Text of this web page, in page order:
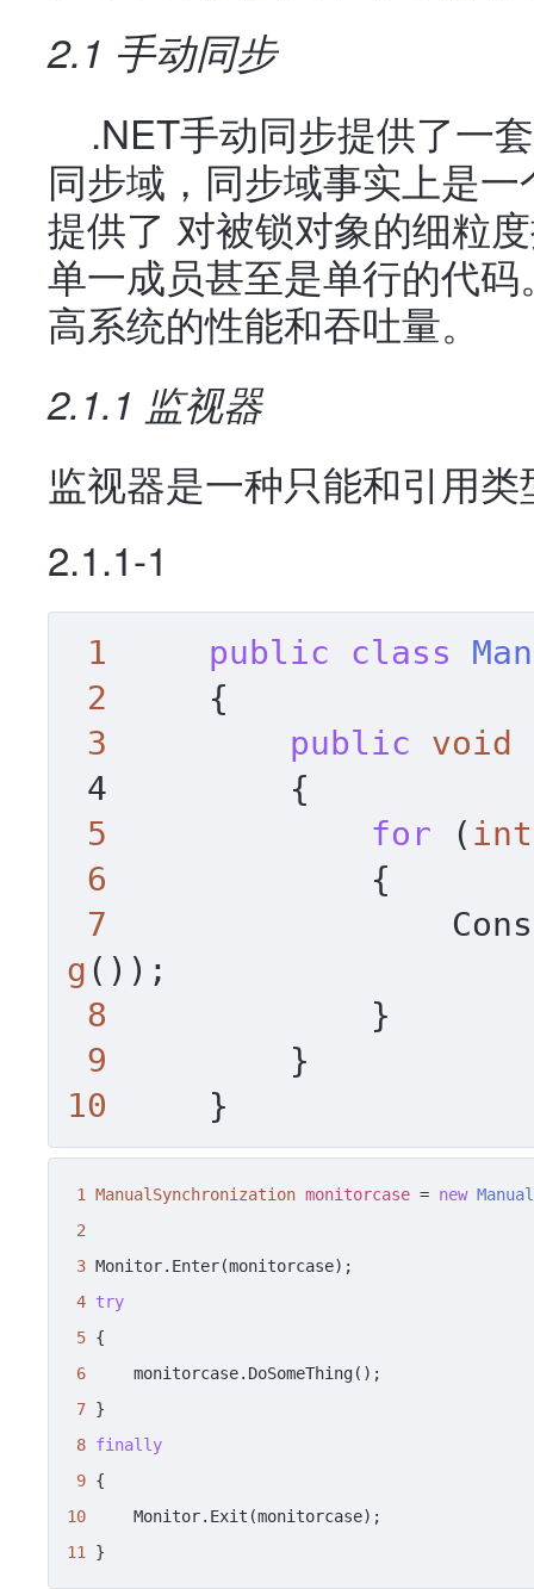
2.1 手动同步
.NET手动同步提供了一
同步域，同步域事实上是
提供了 对被锁对象的细粒
单一成员甚至是单行的代
高系统的性能和吞吐量。
2.1.1 监视器
监视器是一种只能和引用
2.1.1-1
1 public class
2 {
3
public void
4 {
5
for ( int
6 {
7
g ());
8 }
9
10 }
1 ManualSynchronization monitorcase = new
2
3 Monitor.Enter(monitorcase);
4 try
5 {
6 monitorcase.DoSomeThing();
7 }
8 finally
9
10
11
}